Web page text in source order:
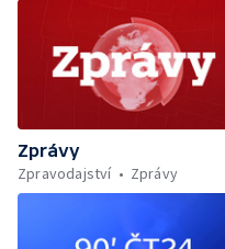
Zprávy
Zpravodajství
Zprávy